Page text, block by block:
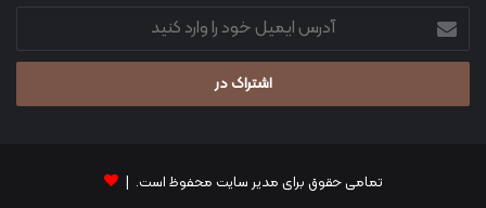
آدرس
ایمیل
خود
وارد
تمامی حقوق برای مدیر سایت محفوظ است. |